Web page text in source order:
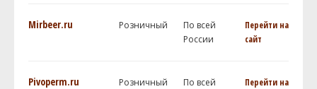
Mirbeer.ru Розничный
По всей
России
Перейти на
сайт
Pivoperm.ru Розничный
По всей
Перейти на